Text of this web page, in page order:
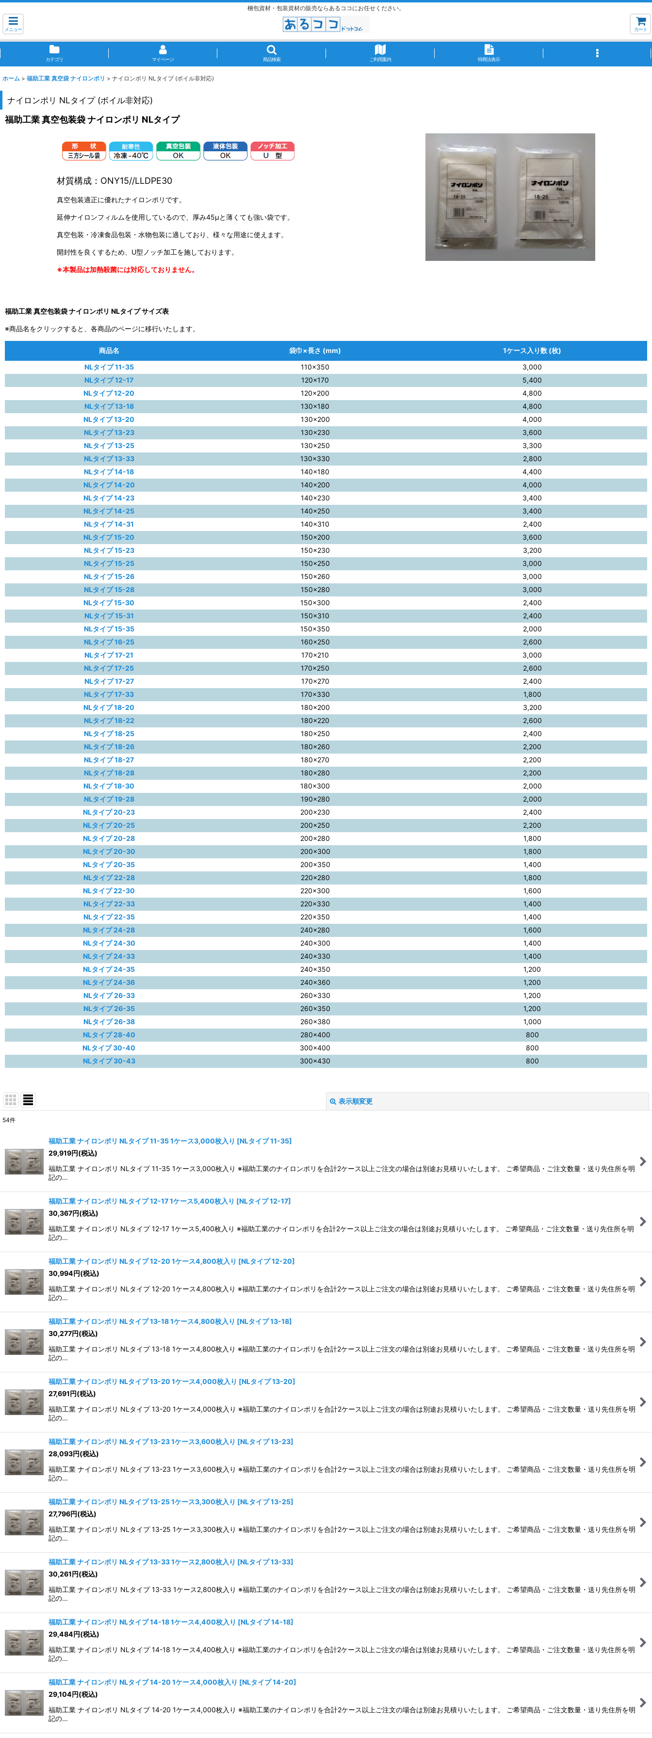
梱包資材・包装資材の販売ならあるココにお任せください。
メニュー カート
カテゴリ マイページ 商品検索 ご利用案内 特商法表示
ホーム > 福助工業 真空袋 ナイロンポリ > ナイロンポリ NLタイプ (ボイル非対応)
ナイロンポリ NLタイプ (ボイル非対応)
福助工業 真空包装袋 ナイロンポリ NLタイプ
材質構成：ONY15//LLDPE30
真空包装適正に優れたナイロンポリです。
延伸ナイロンフィルムを使用しているので、厚み45μと薄くても強い袋です。
真空包装・冷凍食品包装・水物包装に適しており、様々な用途に使えます。
開封性を良くするため、U型ノッチ加工を施しております。
※本製品は加熱殺菌には対応しておりません。
福助工業 真空包装袋 ナイロンポリ NLタイプ サイズ表
※商品名をクリックすると、各商品のページに移行いたします。
商品名 袋巾×長さ (mm)
1ケース入り数 (枚)
NLタイプ 11-35
110×350
3,000
NLタイプ 12-17
120×170
5,400
NLタイプ 12-20
120×200
4,800
NLタイプ 13-18
130×180
4,800
NLタイプ 13-20
130×200
4,000
NLタイプ 13-23
130×230
3,600
NLタイプ 13-25
130×250
3,300
NLタイプ 13-33
130×330
2,800
NLタイプ 14-18
140×180
4,400
NLタイプ 14-20
140×200
4,000
NLタイプ 14-23
140×230
3,400
NLタイプ 14-25
140×250
3,400
NLタイプ 14-31
140×310
2,400
NLタイプ 15-20
150×200
3,600
NLタイプ 15-23
150×230
3,200
NLタイプ 15-25
150×250
3,000
NLタイプ 15-26
150×260
3,000
NLタイプ 15-28
150×280
3,000
NLタイプ 15-30
150×300
2,400
NLタイプ 15-31
150×310
2,400
NLタイプ 15-35
150×350
2,000
NLタイプ 16-25
160×250
2,600
NLタイプ 17-21
170×210
3,000
NLタイプ 17-25
170×250
2,600
NLタイプ 17-27
170×270
2,400
NLタイプ 17-33
170×330
1,800
NLタイプ 18-20
180×200
3,200
NLタイプ 18-22
180×220
2,600
NLタイプ 18-25
180×250
2,400
NLタイプ 18-26
180×260
2,200
NLタイプ 18-27
180×270
2,200
NLタイプ 18-28
180×280
2,200
NLタイプ 18-30
180×300
2,000
NLタイプ 19-28
190×280
2,000
NLタイプ 20-23
200×230
2,400
NLタイプ 20-25
200×250
2,200
NLタイプ 20-28
200×280
1,800
NLタイプ 20-30
200×300
1,800
NLタイプ 20-35
200×350
1,400
NLタイプ 22-28
220×280
1,800
NLタイプ 22-30
220×300
1,600
NLタイプ 22-33
220×330
1,400
NLタイプ 22-35
220×350
1,400
NLタイプ 24-28
240×280
1,600
NLタイプ 24-30
240×300
1,400
NLタイプ 24-33
240×330
1,400
NLタイプ 24-35
240×350
1,200
NLタイプ 24-36
240×360
1,200
NLタイプ 26-33
260×330
1,200
NLタイプ 26-35
260×350
1,200
NLタイプ 26-38
260×380
1,000
NLタイプ 28-40
280×400
800
NLタイプ 30-40
300×400
800
NLタイプ 30-43
300×430 800
表示順変更
並び順:
54件
福助工業 ナイロンポリ NLタイプ 11-35 1ケース3,000枚入り [NLタイプ 11-35]
29,919円(税込)
福助工業 ナイロンポリ NLタイプ 11-35 1ケース3,000枚入り ※福助工業のナイロンポリを合計2ケース以上ご注文の場合は別途お見積りいたします。 ご希望商品・ご注文数量・送り先住所を明
記の…
福助工業 ナイロンポリ NLタイプ 12-17 1ケース5,400枚入り [NLタイプ 12-17]
30,367円(税込)
福助工業 ナイロンポリ NLタイプ 12-17 1ケース5,400枚入り ※福助工業のナイロンポリを合計2ケース以上ご注文の場合は別途お見積りいたします。 ご希望商品・ご注文数量・送り先住所を明
記の…
福助工業 ナイロンポリ NLタイプ 12-20 1ケース4,800枚入り [NLタイプ 12-20]
30,994円(税込)
福助工業 ナイロンポリ NLタイプ 12-20 1ケース4,800枚入り ※福助工業のナイロンポリを合計2ケース以上ご注文の場合は別途お見積りいたします。 ご希望商品・ご注文数量・送り先住所を明
記の…
福助工業 ナイロンポリ NLタイプ 13-18 1ケース4,800枚入り [NLタイプ 13-18]
30,277円(税込)
福助工業 ナイロンポリ NLタイプ 13-18 1ケース4,800枚入り ※福助工業のナイロンポリを合計2ケース以上ご注文の場合は別途お見積りいたします。 ご希望商品・ご注文数量・送り先住所を明
記の…
福助工業 ナイロンポリ NLタイプ 13-20 1ケース4,000枚入り [NLタイプ 13-20]
27,691円(税込)
福助工業 ナイロンポリ NLタイプ 13-20 1ケース4,000枚入り ※福助工業のナイロンポリを合計2ケース以上ご注文の場合は別途お見積りいたします。 ご希望商品・ご注文数量・送り先住所を明
記の…
福助工業 ナイロンポリ NLタイプ 13-23 1ケース3,600枚入り [NLタイプ 13-23]
28,093円(税込)
福助工業 ナイロンポリ NLタイプ 13-23 1ケース3,600枚入り ※福助工業のナイロンポリを合計2ケース以上ご注文の場合は別途お見積りいたします。 ご希望商品・ご注文数量・送り先住所を明
記の…
福助工業 ナイロンポリ NLタイプ 13-25 1ケース3,300枚入り [NLタイプ 13-25]
27,796円(税込)
福助工業 ナイロンポリ NLタイプ 13-25 1ケース3,300枚入り ※福助工業のナイロンポリを合計2ケース以上ご注文の場合は別途お見積りいたします。 ご希望商品・ご注文数量・送り先住所を明
記の…
福助工業 ナイロンポリ NLタイプ 13-33 1ケース2,800枚入り [NLタイプ 13-33]
30,261円(税込)
福助工業 ナイロンポリ NLタイプ 13-33 1ケース2,800枚入り ※福助工業のナイロンポリを合計2ケース以上ご注文の場合は別途お見積りいたします。 ご希望商品・ご注文数量・送り先住所を明
記の…
福助工業 ナイロンポリ NLタイプ 14-18 1ケース4,400枚入り [NLタイプ 14-18]
29,484円(税込)
福助工業 ナイロンポリ NLタイプ 14-18 1ケース4,400枚入り ※福助工業のナイロンポリを合計2ケース以上ご注文の場合は別途お見積りいたします。 ご希望商品・ご注文数量・送り先住所を明
記の…
福助工業 ナイロンポリ NLタイプ 14-20 1ケース4,000枚入り [NLタイプ 14-20]
29,104円(税込)
福助工業 ナイロンポリ NLタイプ 14-20 1ケース4,000枚入り ※福助工業のナイロンポリを合計2ケース以上ご注文の場合は別途お見積りいたします。 ご希望商品・ご注文数量・送り先住所を明
記の…